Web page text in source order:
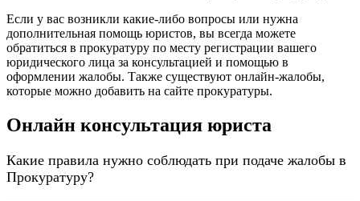
Если у вас возникли какие-либо вопросы или нужна
дополнительная помощь юристов, вы всегда можете
обратиться в прокуратуру по месту регистрации вашего
юридического лица за консультацией и помощью в
оформлении жалобы. Также существуют онлайн-жалобы,
которые можно добавить на сайте прокуратуры.
Онлайн консультация юриста
Какие правила нужно соблюдать при подаче жалобы в
Прокуратуру?